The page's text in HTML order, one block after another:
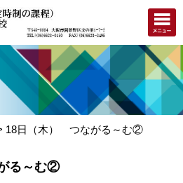
18日（木） つながる～む②
る～む②